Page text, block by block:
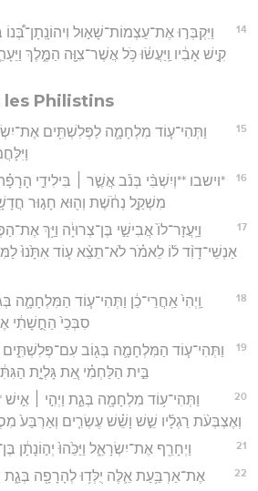
14
וַיִּקְבְּר֣וּ אֶת־עַצְמוֹת־שָׁא֣וּל
קִ֣ישׁ אָבִ֔יו וַֽיַּעֲשׂ֔וּ כֹּ֥ל אֲשֶׁר־צִוָּ֖ה הַמֶּ֑לֶךְ
Philistins
15
וַתְּהִי־ע֧וֹד מִלְחָמָ֛ה לַפְּלִשְׁתִּ֖ים
16
*וישבו **וְיִשְׁבִּ֨י בְּנֹ֜ב אֲשֶׁ֣ר ׀ בִּילִידֵ֣י
מִשְׁקַ֣ל נְחֹ֔שֶׁת וְה֖וּא חָג֣וּר
17
וַיַּֽעֲזָר־לוֹ֙ אֲבִישַׁ֣י בֶּן־צְרוּיָ֔ה וַיַּ֥ךְ
אַנְשֵׁי־דָוִ֨ד ל֜וֹ לֵאמֹ֗ר לֹא־תֵצֵ֨א ע֤וֹד אִתָּ֙נוּ֙
18
וַֽיְהִי֙ אַֽחֲרֵי־כֵ֔ן וַתְּהִי־ע֧וֹד הַמִּלְחָמָ֛ה
סִבְּכַי֙ הַחֻ֣שָׁתִ֔י
19
וַתְּהִי־ע֧וֹד הַמִּלְחָמָ֛ה בְּג֖וֹב עִם־פְּלִשְׁתִּ֑ים
בֵּ֣ית הַלַּחְמִ֗י אֵ֚ת גָּלְיָ֣ת הַגִּתִּ֔י
20
וַתְּהִי־ע֥וֹד מִלְחָמָ֖ה בְּגַ֑ת וַיְהִ֣י ׀ אִ֣ישׁ
וְאֶצְבְּעֹ֨ת רַגְלָ֜יו שֵׁ֣שׁ וָשֵׁ֗שׁ עֶשְׂרִ֤ים וְאַרְבַּע֙
21 וַיְחָרֵ֖ף אֶת־יִשְׂרָאֵ֑ל וַיַּכֵּ֙הוּ֙ יְה֣וֹנָתָ֔ן
22 אֶת־אַרְבַּ֥עַת אֵ֛לֶּה יֻלְּד֥וּ לְהָרָפָ֖ה בְּגַ֑ת